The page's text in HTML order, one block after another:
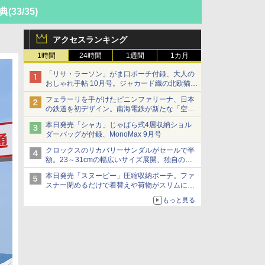
(33/35)
アクセスランキング
1時間 24時間 1週間 1カ月
「リサ・ラーソン」がま口ポーチ付録、大人の
おしゃれ手帖 10月号。ジャカード織の北欧猫デ
ザイン
フェラーリを手がけたピニンファリーナ、日本
の鉄道を初デザイン。南海電鉄が新たな「空港
特急」をなにわ筋線へ導入
本日発売「シャカ」じゃばら式4層収納ショル
ダーバッグが付録、MonoMax 9月号
クロックスのリカバリーサンダルがセールで半
額。23～31cmの幅広いサイズ展開、独自のク
ッション素材を採用
本日発売「スヌーピー」圧縮収納ポーチ。ファ
スナー閉めるだけで着替えや荷物がスリムにま
もっと見る